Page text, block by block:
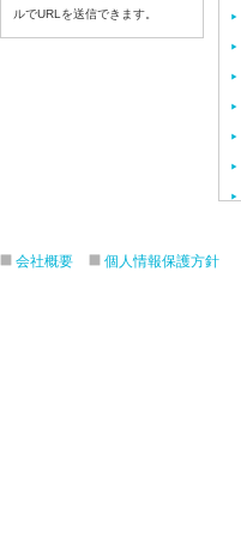
ルでURLを送信できます。
会社概要 個人情報保護方針